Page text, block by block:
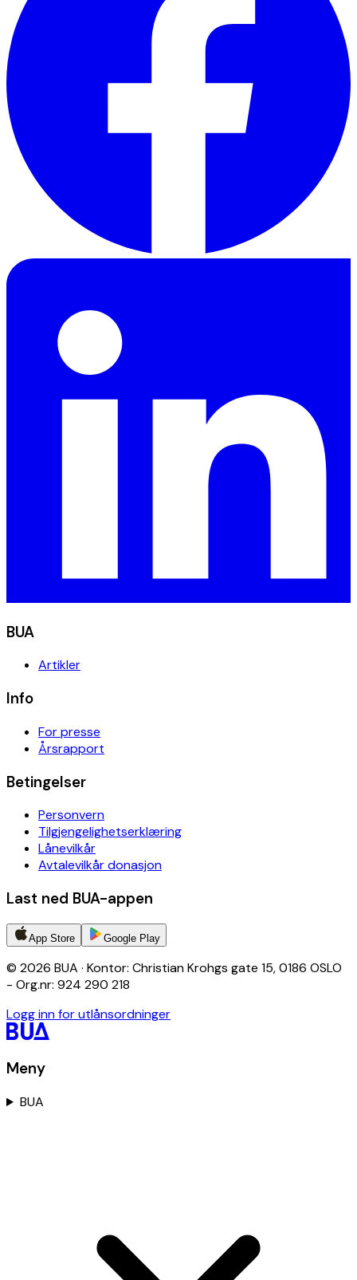
BUA
Artikler
Info
For presse
Årsrapport
Betingelser
Personvern
Tilgjengelighetserklæring
Lånevilkår
Avtalevilkår donasjon
Last ned BUA-appen
App Store Google Play
© 2026 BUA · Kontor: Christian Krohgs gate 15, 0186 OSLO
- Org.nr: 924 290 218
Logg inn for utlånsordninger
Meny
BUA